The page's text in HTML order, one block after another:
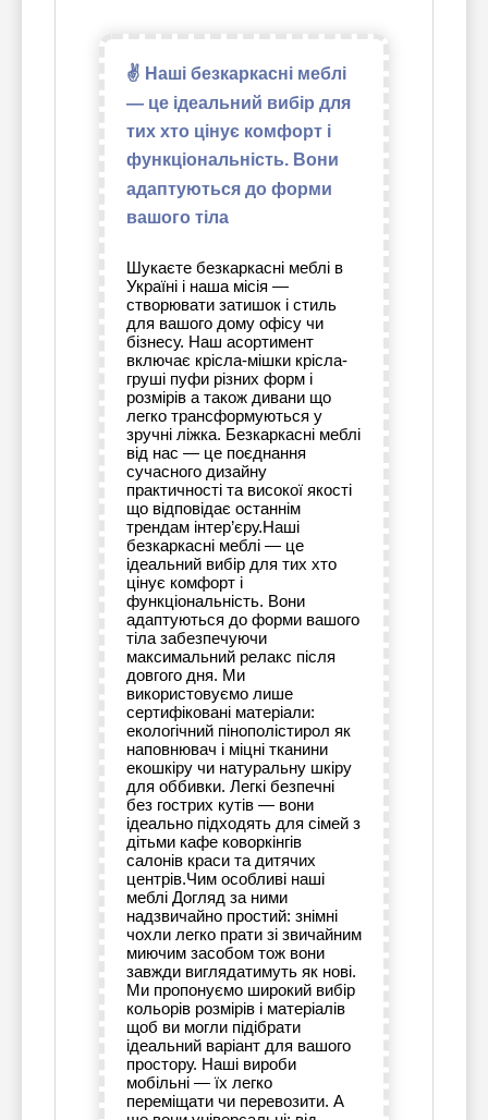
✌ Наші безкаркасні меблі
— це ідеальний вибір для
тих хто цінує комфорт і
функціональність. Вони
адаптуються до форми
вашого тіла
Шукаєте безкаркасні меблі в
Україні і наша місія —
створювати затишок і стиль
для вашого дому офісу чи
бізнесу. Наш асортимент
включає крісла-мішки крісла-
груші пуфи різних форм і
розмірів а також дивани що
легко трансформуються у
зручні ліжка. Безкаркасні меблі
від нас — це поєднання
сучасного дизайну
практичності та високої якості
що відповідає останнім
трендам інтер’єру.Наші
безкаркасні меблі — це
ідеальний вибір для тих хто
цінує комфорт і
функціональність. Вони
адаптуються до форми вашого
тіла забезпечуючи
максимальний релакс після
довгого дня. Ми
використовуємо лише
сертифіковані матеріали:
екологічний пінополістирол як
наповнювач і міцні тканини
екошкіру чи натуральну шкіру
для оббивки. Легкі безпечні
без гострих кутів — вони
ідеально підходять для сімей з
дітьми кафе коворкінгів
салонів краси та дитячих
центрів.Чим особливі наші
меблі Догляд за ними
надзвичайно простий: знімні
чохли легко прати зі звичайним
миючим засобом тож вони
завжди виглядатимуть як нові.
Ми пропонуємо широкий вибір
кольорів розмірів і матеріалів
щоб ви могли підібрати
ідеальний варіант для вашого
простору. Наші вироби
мобільні — їх легко
переміщати чи перевозити. А